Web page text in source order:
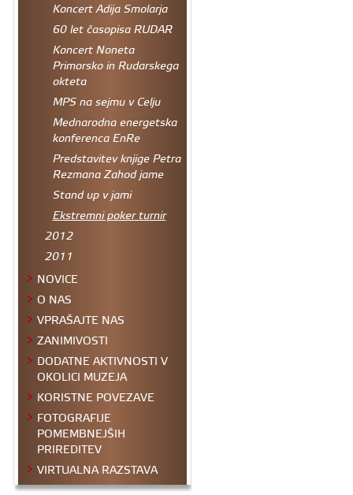
Koncert Adija Smolarja
60 let časopisa RUDAR
Koncert Noneta
Primorsko in Rudarskega
okteta
MPS na sejmu v Celju
Mednarodna energetska
konferenca EnRe
Predstavitev knjige Petra
Rezmana Zahod jame
Stand up v jami
Ekstremni poker turnir
2012
2011
NOVICE
O NAS
VPRAŠAJTE NAS
ZANIMIVOSTI
DODATNE AKTIVNOSTI V
OKOLICI MUZEJA
KORISTNE POVEZAVE
FOTOGRAFIJE
POMEMBNEJŠIH
PRIREDITEV
VIRTUALNA RAZSTAVA